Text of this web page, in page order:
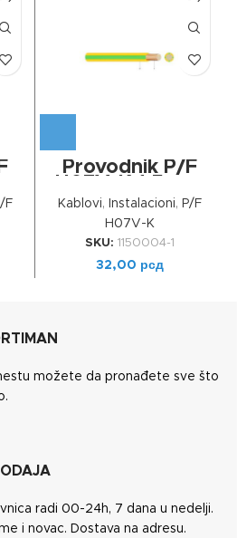
F
Provodnik P/F
Žuto-zelena
Kablovi, Instalacioni, P/F
H07V-K
SKU: 1150004-1
32,00 рсд
možete da pronađete sve što
radi 00-24h, 7 dana u nedelji.
i novac. Dostava na adresu.